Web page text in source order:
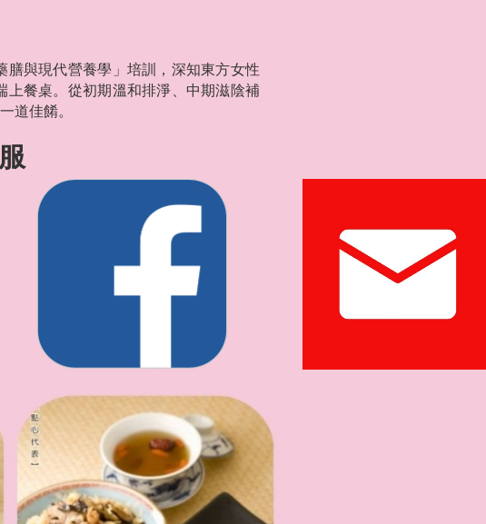
與現代營養學」培訓，深知東方女性
上餐桌。從初期溫和排淨、中期滋陰補
道佳餚。